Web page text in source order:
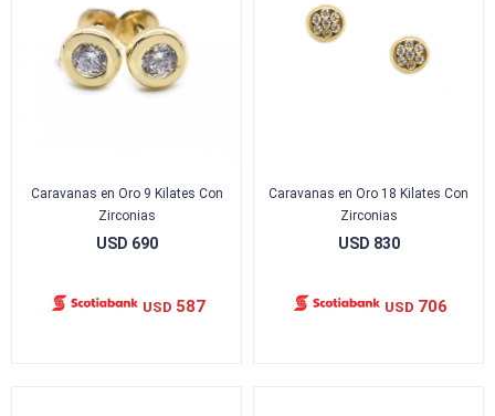
Caravanas en Oro 9 Kilates Con
Zirconias
USD 690
USD 587
Caravanas en Oro 18 Kilates Con
Zirconias
USD 830
USD 706